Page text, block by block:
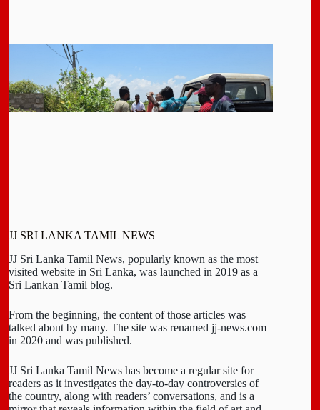
JJ SRI LANKA TAMIL NEWS
JJ Sri Lanka Tamil News, popularly known as the most
visited website in Sri Lanka, was launched in 2019 as a
Sri Lankan Tamil blog.
From the beginning, the content of those articles was
talked about by many. The site was renamed jj-news.com
in 2020 and was published.
JJ Sri Lanka Tamil News has become a regular site for
readers as it investigates the day-to-day controversies of
the country, along with readers’ conversations, and is a